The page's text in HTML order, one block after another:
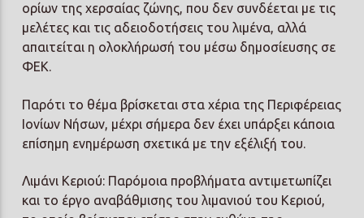
ορίων της χερσαίας ζώνης, που δεν συνδέεται με τις
μελέτες και τις αδειοδοτήσεις του λιμένα, αλλά
απαιτείται η ολοκλήρωσή του μέσω δημοσίευσης σε
ΦΕΚ.
Παρότι το θέμα βρίσκεται στα χέρια της Περιφέρειας
Ιονίων Νήσων, μέχρι σήμερα δεν έχει υπάρξει κάποια
επίσημη ενημέρωση σχετικά με την εξέλιξή του.
Λιμάνι Κεριού: Παρόμοια προβλήματα αντιμετωπίζει
και το έργο αναβάθμισης του λιμανιού του Κεριού,